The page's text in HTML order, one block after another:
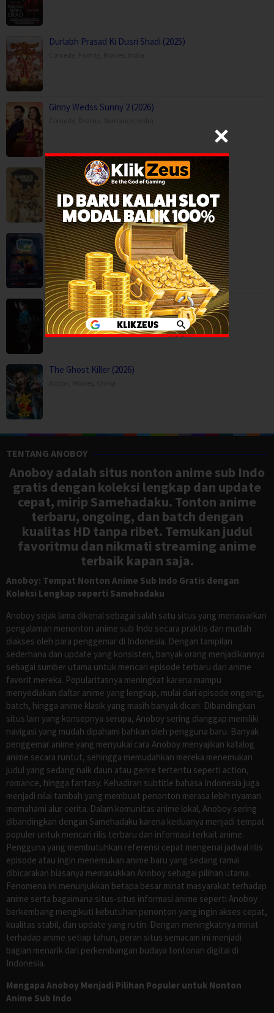
Durlabh Prasad Ki Dusri Shadi (2025)
Ginny Wedss Sunny 2 (2026)
Manila’s Finest (2025)
Action,Crime,Movies,Thriller,Philippines
Storm on Sesame Street (2026)
Animation,Family,Movies,
The Eyes (2026)
Horror,Movies,Thriller,Korea
The Ghost Killer (2026)
TENTANG ANOBOY
Anoboy adalah situs nonton anime sub Indo
gratis dengan koleksi lengkap dan update
cepat, mirip Samehadaku. Tonton anime
terbaru, ongoing, dan batch dengan
kualitas HD tanpa ribet. Temukan judul
favoritmu dan nikmati streaming anime
terbaik kapan saja.
Anoboy: Tempat Nonton Anime Sub Indo Gratis dengan
Koleksi Lengkap seperti Samehadaku
Anoboy sejak lama dikenal sebagai salah satu situs yang menawarkan
pengalaman menonton anime sub Indo secara praktis dan mudah
diakses oleh para penggemar di Indonesia. Dengan tampilan
sederhana dan update yang konsisten, banyak orang menjadikannya
sebagai sumber utama untuk mencari episode terbaru dari anime
favorit mereka. Popularitasnya meningkat karena mampu
menyediakan daftar anime yang lengkap, mulai dari episode ongoing,
batch, hingga anime klasik yang masih banyak dicari. Dibandingkan
situs lain yang konsepnya serupa, Anoboy sering dianggap memiliki
navigasi yang mudah dipahami bahkan oleh pengguna baru. Banyak
penggemar anime yang menyukai cara Anoboy menyajikan katalog
anime secara runtut, sehingga memudahkan mereka menemukan
judul yang sedang naik daun atau genre tertentu seperti action,
romance, hingga fantasy. Kehadiran subtitle bahasa Indonesia juga
menjadi nilai tambah yang membuat penonton merasa lebih nyaman
memahami alur cerita. Dalam komunitas anime lokal, Anoboy sering
dibandingkan dengan Samehadaku karena keduanya menjadi tempat
populer untuk mencari rilis terbaru dan informasi terkait anime.
Pengguna yang membutuhkan referensi cepat mengenai jadwal rilis
episode atau ingin menemukan anime baru yang sedang ramai
dibicarakan biasanya memasukkan Anoboy sebagai pilihan utama.
Fenomena ini menunjukkan betapa besar minat masyarakat terhadap
anime serta bagaimana situs-situs informasi anime seperti Anoboy
berkembang mengikuti kebutuhan penonton yang ingin akses cepat,
kualitas stabil, dan update yang rutin. Dengan meningkatnya minat
terhadap anime setiap tahun, peran situs semacam ini menjadi
bagian menarik dari perkembangan budaya tontonan digital di
Indonesia.
Mengapa Anoboy Menjadi Pilihan Populer untuk Nonton
Anime Sub Indo